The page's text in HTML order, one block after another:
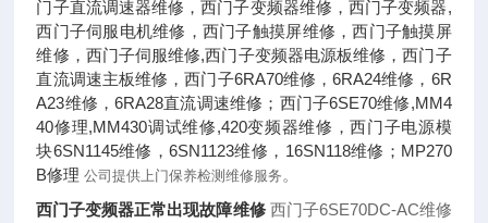
门子直流调速器维修，西门子变频器维修，西门子变频器,
西门子伺服电机维修，西门子触摸屏维修，西门子触摸屏
维修，西门子伺服维修,西门子变频器电源板维修，西门子
直流调速主板维修，西门子6RA70维修，6RA24维修，6R
A23维修，6RA28直流调速维修；西门子6SE70维修,MM4
40修理,MM430调试维修,420变频器维修，西门子电源模
块6SN1145维修，6SN1123维修，16SN118维修；MP270
B修理公司提供上门保养检测维修服务 。
西门子变频器正常出现故障维修 西门子6SE70DC-AC维修